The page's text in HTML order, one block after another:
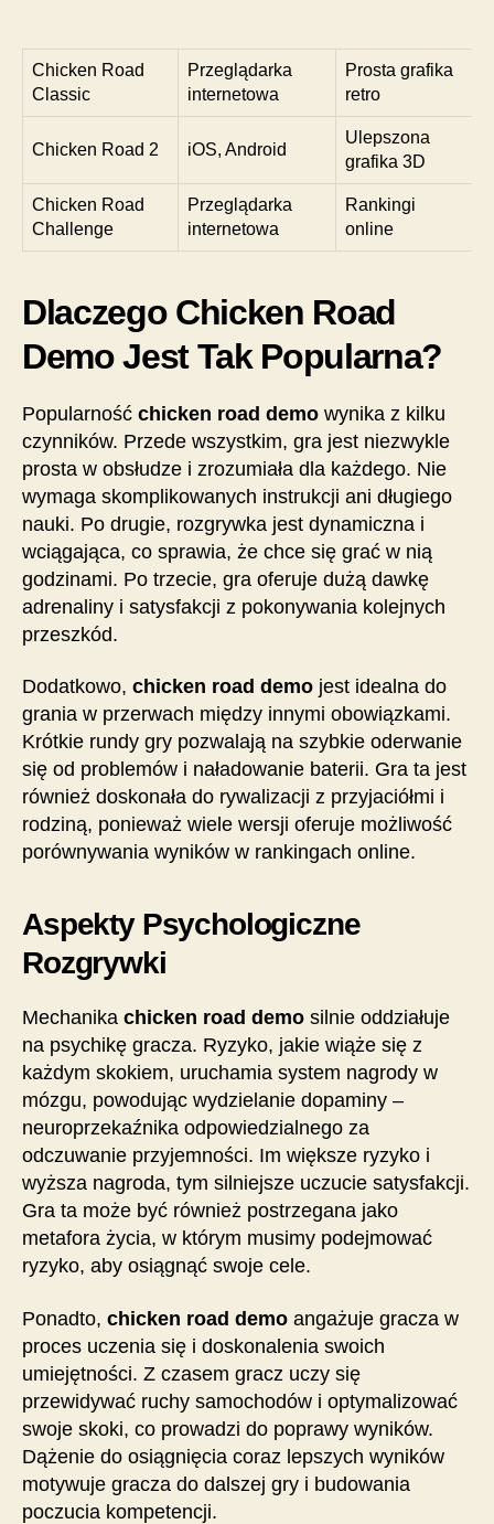
Chicken Road
Classic
Przeglądarka
internetowa
Prosta grafika
retro
Chicken Road 2 iOS, Android
Ulepszona
grafika 3D
Chicken Road
Challenge
Przeglądarka
internetowa
Rankingi
online
Dlaczego Chicken Road
Demo Jest Tak Popularna?
Popularność chicken road demo wynika z kilku
czynników. Przede wszystkim, gra jest niezwykle
prosta w obsłudze i zrozumiała dla każdego. Nie
wymaga skomplikowanych instrukcji ani długiego
nauki. Po drugie, rozgrywka jest dynamiczna i
wciągająca, co sprawia, że chce się grać w nią
godzinami. Po trzecie, gra oferuje dużą dawkę
adrenaliny i satysfakcji z pokonywania kolejnych
przeszkód.
Dodatkowo, chicken road demo jest idealna do
grania w przerwach między innymi obowiązkami.
Krótkie rundy gry pozwalają na szybkie oderwanie
się od problemów i naładowanie baterii. Gra ta jest
również doskonała do rywalizacji z przyjaciółmi i
rodziną, ponieważ wiele wersji oferuje możliwość
porównywania wyników w rankingach online.
Aspekty Psychologiczne
Rozgrywki
Mechanika chicken road demo silnie oddziałuje
na psychikę gracza. Ryzyko, jakie wiąże się z
każdym skokiem, uruchamia system nagrody w
mózgu, powodując wydzielanie dopaminy –
neuroprzekaźnika odpowiedzialnego za
odczuwanie przyjemności. Im większe ryzyko i
wyższa nagroda, tym silniejsze uczucie satysfakcji.
Gra ta może być również postrzegana jako
metafora życia, w którym musimy podejmować
ryzyko, aby osiągnąć swoje cele.
Ponadto, chicken road demo angażuje gracza w
proces uczenia się i doskonalenia swoich
umiejętności. Z czasem gracz uczy się
przewidywać ruchy samochodów i optymalizować
swoje skoki, co prowadzi do poprawy wyników.
Dążenie do osiągnięcia coraz lepszych wyników
motywuje gracza do dalszej gry i budowania
poczucia kompetencji.